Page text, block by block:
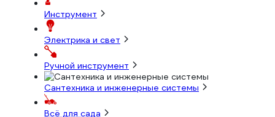
Инструмент
Электрика и свет
Ручной инструмент
Сантехника и инженерные системы
Всё для сада